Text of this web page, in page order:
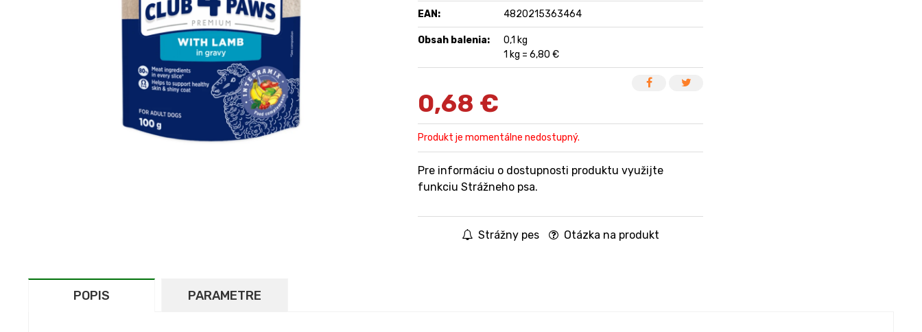
EAN: 4820215363464
Obsah balenia:
0,1 kg
1 kg = 6,80 €
0,68 €
Produkt je momentálne nedostupný.
Pre informáciu o dostupnosti produktu využijte
funkciu Strážneho psa.
Strážny pes Otázka na produkt
POPIS PARAMETRE